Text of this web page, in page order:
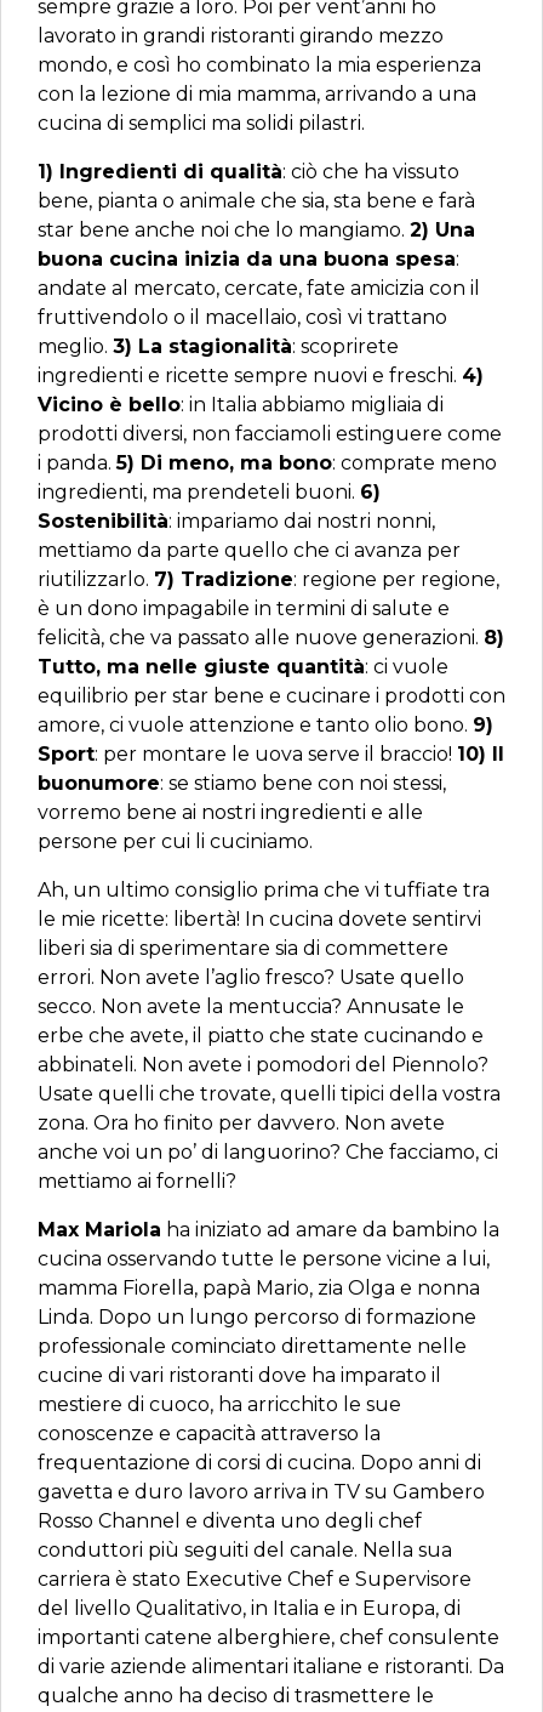
sempre grazie a loro. Poi per vent’anni ho
lavorato in grandi ristoranti girando mezzo
mondo, e così ho combinato la mia esperienza
con la lezione di mia mamma, arrivando a una
cucina di semplici ma solidi pilastri.
1) Ingredienti di qualità: ciò che ha vissuto
bene, pianta o animale che sia, sta bene e farà
star bene anche noi che lo mangiamo. 2) Una
buona cucina inizia da una buona spesa:
andate al mercato, cercate, fate amicizia con il
fruttivendolo o il macellaio, così vi trattano
meglio. 3) La stagionalità: scoprirete
ingredienti e ricette sempre nuovi e freschi. 4)
Vicino è bello: in Italia abbiamo migliaia di
prodotti diversi, non facciamoli estinguere come
i panda.5) Di meno, ma bono: comprate meno
ingredienti, ma prendeteli buoni. 6)
Sostenibilità: impariamo dai nostri nonni,
mettiamo da parte quello che ci avanza per
riutilizzarlo. 7) Tradizione: regione per regione,
è un dono impagabile in termini di salute e
felicità, che va passato alle nuove generazioni. 8)
Tutto, ma nelle giuste quantità: ci vuole
equilibrio per star bene e cucinare i prodotti con
amore, ci vuole attenzione e tanto olio bono. 9)
Sport: per montare le uova serve il braccio! 10) Il
buonumore: se stiamo bene con noi stessi,
vorremo bene ai nostri ingredienti e alle
persone per cui li cuciniamo.
Ah, un ultimo consiglio prima che vi tuffiate tra
le mie ricette: libertà! In cucina dovete sentirvi
liberi sia di sperimentare sia di commettere
errori. Non avete l’aglio fresco? Usate quello
secco. Non avete la mentuccia? Annusate le
erbe che avete, il piatto che state cucinando e
abbinateli. Non avete i pomodori del Piennolo?
Usate quelli che trovate, quelli tipici della vostra
zona. Ora ho finito per davvero. Non avete
anche voi un po’ di languorino? Che facciamo, ci
mettiamo ai fornelli?
Max Mariola ha iniziato ad amare da bambino la
cucina osservando tutte le persone vicine a lui,
mamma Fiorella, papà Mario, zia Olga e nonna
Linda. Dopo un lungo percorso di formazione
professionale cominciato direttamente nelle
cucine di vari ristoranti dove ha imparato il
mestiere di cuoco, ha arricchito le sue
conoscenze e capacità attraverso la
frequentazione di corsi di cucina. Dopo anni di
gavetta e duro lavoro arriva in TV su Gambero
Rosso Channel e diventa uno degli chef
conduttori più seguiti del canale. Nella sua
carriera è stato Executive Chef e Supervisore
del livello Qualitativo, in Italia e in Europa, di
importanti catene alberghiere, chef consulente
di varie aziende alimentari italiane e ristoranti. Da
qualche anno ha deciso di trasmettere le